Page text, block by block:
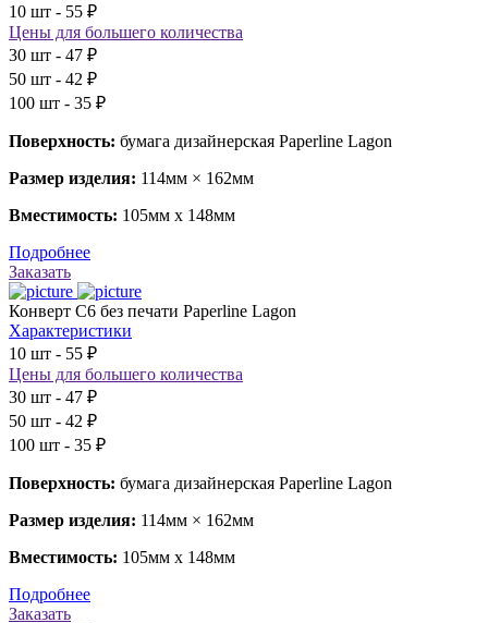
10 шт - 55 ₽
Цены для большего количества
30 шт - 47 ₽
50 шт - 42 ₽
100 шт - 35 ₽
Поверхность: бумага дизайнерская Paperline Lagon
Размер изделия: 114мм × 162мм
Вместимость: 105мм х 148мм
Подробнее
Заказать
Конверт С6 без печати Paperline Lagon
Характеристики
10 шт - 55 ₽
Цены для большего количества
30 шт - 47 ₽
50 шт - 42 ₽
100 шт - 35 ₽
Поверхность: бумага дизайнерская Paperline Lagon
Размер изделия: 114мм × 162мм
Вместимость: 105мм х 148мм
Подробнее
Заказать